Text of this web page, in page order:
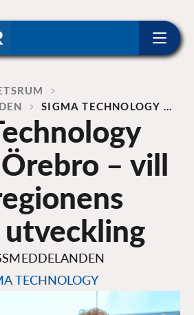
SIGMA TECHNOLOGY …
– vill
TECHNOLOGY